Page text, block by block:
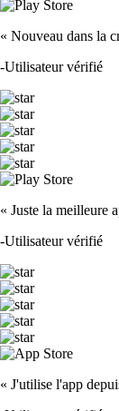
« Nouveau dans la
-Utilisateur vérifié
« Juste la meilleure
-Utilisateur vérifié
« J'utilise l'app